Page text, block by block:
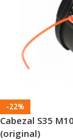
-22%
Cabezal S35
(original)